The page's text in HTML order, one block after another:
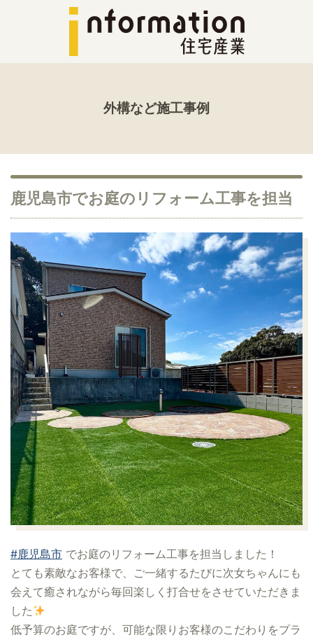
外構など施工事例
鹿児島市でお庭のリフォーム工事を担当
#鹿児島市 でお庭のリフォーム工事を担当しました！
とても素敵なお客様で、ご一緒するたびに次女ちゃんにも
会えて癒されながら毎回楽しく打合せをさせていただきま
した
低予算のお庭ですが、可能な限りお客様のこだわりをプラ